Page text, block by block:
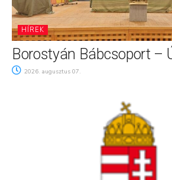
HÍREK
Borostyán Bábcsoport –
2026. augusztus 07.